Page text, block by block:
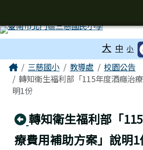
臺南市北門區三慈國民
大 中 小
主內容區域
Home三慈國小 教導處
校園公告
轉知衛生福利部「115年度酒癮治
明1份
回上頁
轉知衛生福利部「
療費用補助方案」說明1
頁尾區域